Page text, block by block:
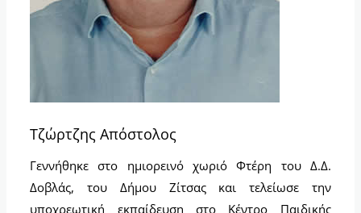
Τζώρτζης Απόστολος
Γεννήθηκε στο ημιορεινό χωριό Φτέρη του Δ.Δ.
Δοβλάς, του Δήμου Ζίτσας και τελείωσε την
υποχρεωτική εκπαίδευση στο Κέντρο Παιδικής